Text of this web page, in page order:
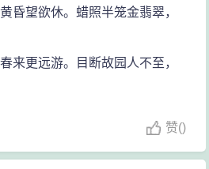
昏望欲休。蜡照半笼金翡翠，
来更远游。目断故园人不至，
赞()